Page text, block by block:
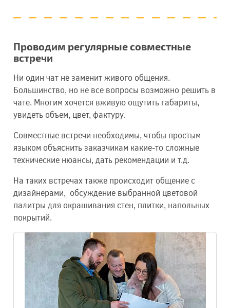
Проводим регулярные совместные
встречи
Ни один чат не заменит живого общения.
Большинство, но не все вопросы возможно решить в
чате. Многим хочется вживую ощутить габариты,
увидеть объем, цвет, фактуру.
Совместные встречи необходимы, чтобы простым
языком объяснить заказчикам какие-то сложные
технические нюансы, дать рекомендации и т.д.
На таких встречах также происходит общение с
дизайнерами, обсуждение выбранной цветовой
палитры для окрашивания стен, плитки, напольных
покрытий.